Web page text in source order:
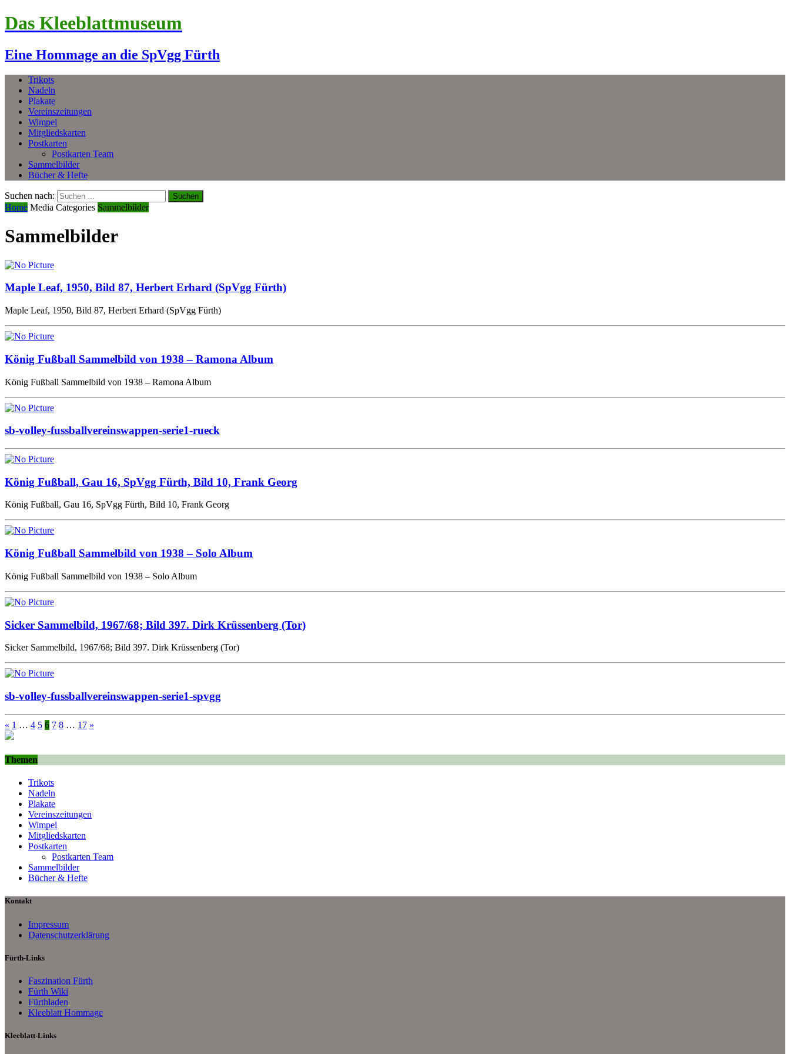
Das Kleeblattmuseum
Eine Hommage an die SpVgg Fürth
Trikots
Nadeln
Plakate
Vereinszeitungen
Wimpel
Mitgliedskarten
Postkarten
Postkarten Team
Sammelbilder
Bücher & Hefte
Suchen nach:
Home Media Categories Sammelbilder
Sammelbilder
Maple Leaf, 1950, Bild 87, Herbert Erhard (SpVgg Fürth)
Maple Leaf, 1950, Bild 87, Herbert Erhard (SpVgg Fürth)
König Fußball Sammelbild von 1938 – Ramona Album
König Fußball Sammelbild von 1938 – Ramona Album
sb-volley-fussballvereinswappen-serie1-rueck
König Fußball, Gau 16, SpVgg Fürth, Bild 10, Frank Georg
König Fußball, Gau 16, SpVgg Fürth, Bild 10, Frank Georg
König Fußball Sammelbild von 1938 – Solo Album
König Fußball Sammelbild von 1938 – Solo Album
Sicker Sammelbild, 1967/68; Bild 397. Dirk Krüssenberg (Tor)
Sicker Sammelbild, 1967/68; Bild 397. Dirk Krüssenberg (Tor)
sb-volley-fussballvereinswappen-serie1-spvgg
« 1 … 4 5 6 7 8 … 17 »
Themen
Trikots
Nadeln
Plakate
Vereinszeitungen
Wimpel
Mitgliedskarten
Postkarten
Postkarten Team
Sammelbilder
Bücher & Hefte
Kontakt
Impressum
Datenschutzerklärung
Fürth-Links
Faszination Fürth
Fürth Wiki
Fürthladen
Kleeblatt Hommage
Kleeblatt-Links